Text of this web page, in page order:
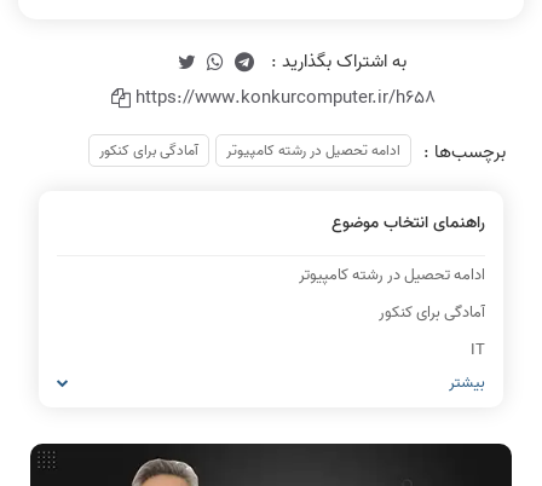
https://www.konkurcomputer.ir/h658
برچسب‌ها :
ادامه تحصیل در رشته کامپیوتر آمادگی برای کنکور
راهنمای انتخاب موضوع
ادامه تحصیل در رشته کامپیوتر
آمادگی برای کنکور
IT
شبکه های کامپیوتری
بیشتر